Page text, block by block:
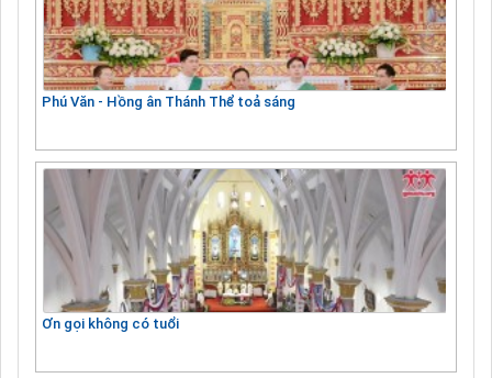
Phú Văn - Hồng ân Thánh Thể toả sáng
Ơn gọi không có tuổi